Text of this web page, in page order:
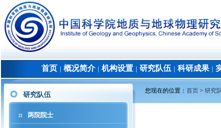
首页 概况简介│ 机构设置 研究队伍 科研成果│
研究队伍
两院院士
您现在的位置： 首页 > 研究